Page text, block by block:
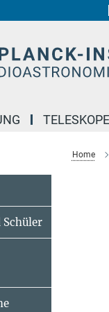
TELESKOPE
Home
Schüler